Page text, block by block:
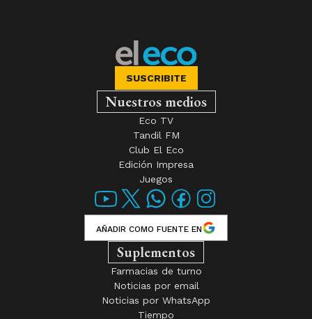
SUSCRIBITE
Nuestros medios
Eco TV
Tandil FM
Club El Eco
Edición Impresa
Juegos
AÑADIR COMO FUENTE EN
Suplementos
Farmacias de turno
Noticias por email
Noticias por WhatsApp
Tiempo